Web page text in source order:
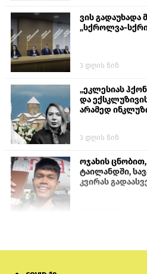
ვის გადაუხადა
„სქროლვა-
3 დღის წინ
„ეკლესიას
და
არამედ
3 დღის წინ
ოჯახის
ტაილანდში,
კვირას